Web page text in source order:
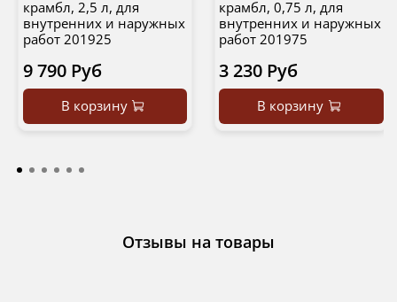
крамбл, 2,5 л, для
внутренних и наружных
работ 201925
9 790 Руб
В корзину
крамбл, 0,75 л, для
внутренних и наружных
работ 201975
3 230 Руб
В корзину
Отзывы на товары